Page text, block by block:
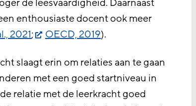
de leesvaardigheid. Daarnaast
enthousiaste docent ook meer
2021; OECD, 2019).
slaagt erin om relaties aan te gaan
met een goed startniveau in
relatie met de leerkracht goed